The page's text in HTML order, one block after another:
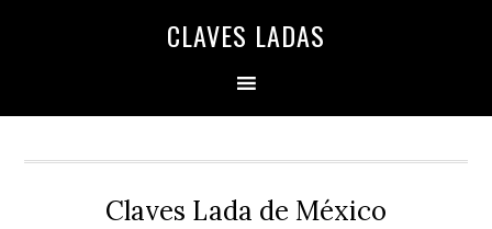
CLAVES LADAS
Claves Lada de México